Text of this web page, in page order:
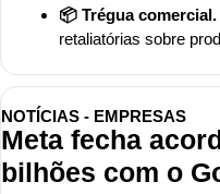
📦 Trégua comercial.
retaliatórias sobre
NOTÍCIAS - EMPRESAS
Meta fecha
bilhões com o